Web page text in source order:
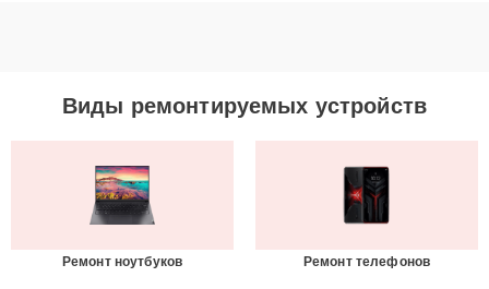
Виды ремонтируемых устройств
Ремонт ноутбуков Ремонт телефонов